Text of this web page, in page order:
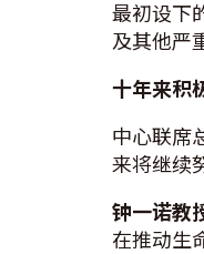
最初设下
及其他严
十年来积
中心联席
来将继续
钟一诺教
在推动生